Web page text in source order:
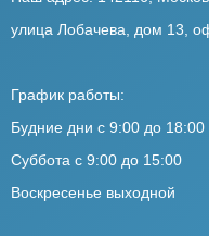
улица Лобачева, дом 13,
График работы:
Будние дни с 9:00 до 18:00
Суббота с 9:00 до 15:00
Воскресенье выходной